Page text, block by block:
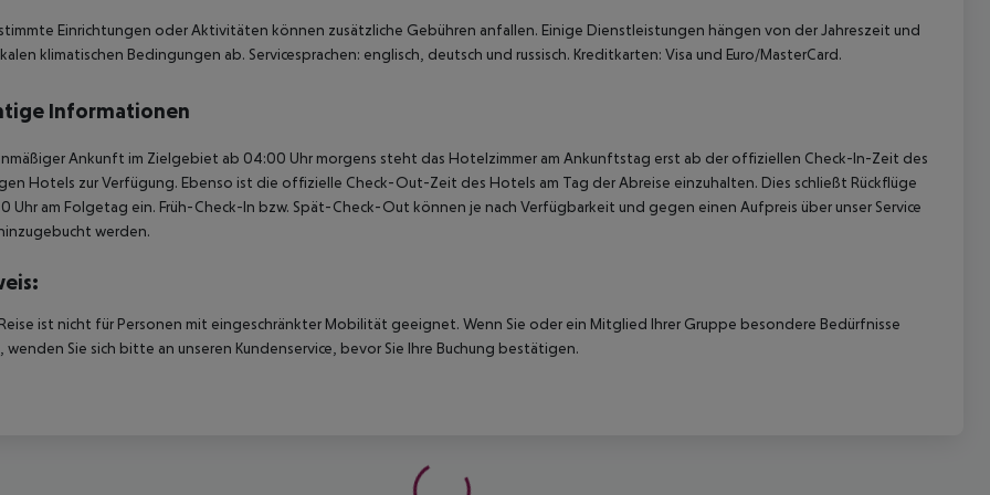
Einrichtungen oder Aktivitäten können zusätzliche Gebühren anfallen. Einige Dienstleistungen hängen von der Jahreszeit und
klimatischen Bedingungen ab. Servicesprachen: englisch, deutsch und russisch. Kreditkarten: Visa und Euro/MasterCard.
Informationen
Ankunft im Zielgebiet ab 04:00 Uhr morgens steht das Hotelzimmer am Ankunftstag erst ab der offiziellen Check-In-Zeit des
Hotels zur Verfügung. Ebenso ist die offizielle Check-Out-Zeit des Hotels am Tag der Abreise einzuhalten. Dies schließt Rückflüge
Uhr am Folgetag ein. Früh-Check-In bzw. Spät-Check-Out können je nach Verfügbarkeit und gegen einen Aufpreis über unser Service
werden.
ist nicht für Personen mit eingeschränkter Mobilität geeignet. Wenn Sie oder ein Mitglied Ihrer Gruppe besondere Bedürfnisse
wenden Sie sich bitte an unseren Kundenservice, bevor Sie Ihre Buchung bestätigen.